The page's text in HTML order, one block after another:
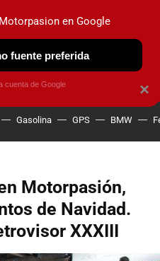
OBSERVATORIO
Gasolina GPS BMW
Motorpasión,
de Navidad.
XXXIII
×
en Google
fuente preferida
cuenta de Google